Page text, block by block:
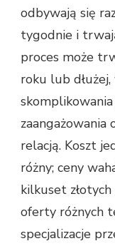
odbywają się
tygodnie i
proces może
roku lub
relacją. Koszt
różny; ceny
kilkuset
oferty różnych
specjalizacje